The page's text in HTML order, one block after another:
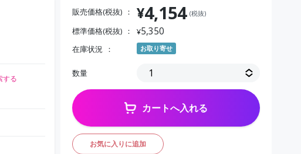
する
販売価格(税抜) ¥4,154 (税抜)
標準価格(税抜) ¥5,350
在庫状況 お取り寄せ
数量
カートへ入れる
お気に入りに追加